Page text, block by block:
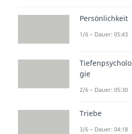
Persönlichkeit
1/6 – Dauer: 05:43
Tiefenpsycholo
gie
2/6 – Dauer: 05:30
Triebe
3/6 – Dauer: 04:18